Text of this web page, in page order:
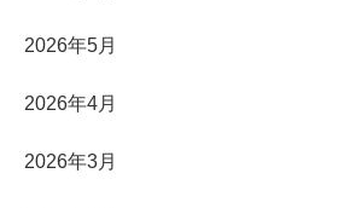
2026年5月
2026年4月
2026年3月